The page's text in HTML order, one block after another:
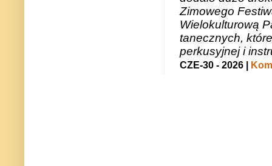
Zimowego
Wielokulturową
tanecznych,
perkusyjnej i
CZE-30 - 2026 |